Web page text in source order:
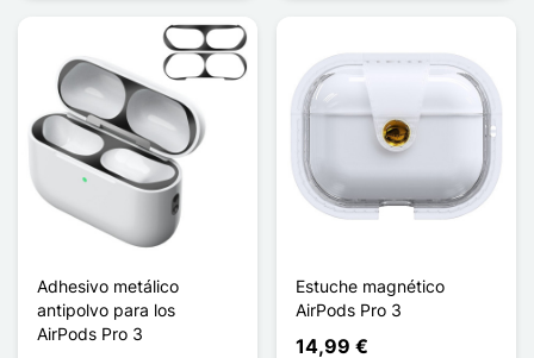
Adhesivo metálico
antipolvo para los
AirPods Pro 3
Estuche magnético
AirPods Pro 3
14,99 €